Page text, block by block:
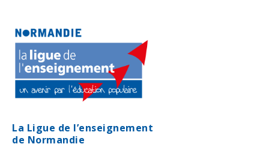
La Ligue de l’enseignement
de Normandie